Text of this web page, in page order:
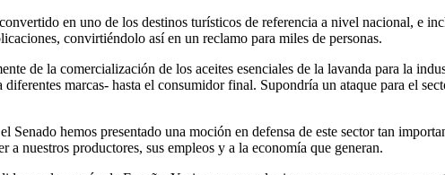
en uno de los destinos turísticos de referencia a nivel nacional, e
convirtiéndolo así en un reclamo para miles de personas.
de la comercialización de los aceites esenciales de la lavanda para la
marcas- hasta el consumidor final. Supondría un ataque para el
Senado hemos presentado una moción en defensa de este sector tan
a nuestros productores, sus empleos y a la economía que generan.